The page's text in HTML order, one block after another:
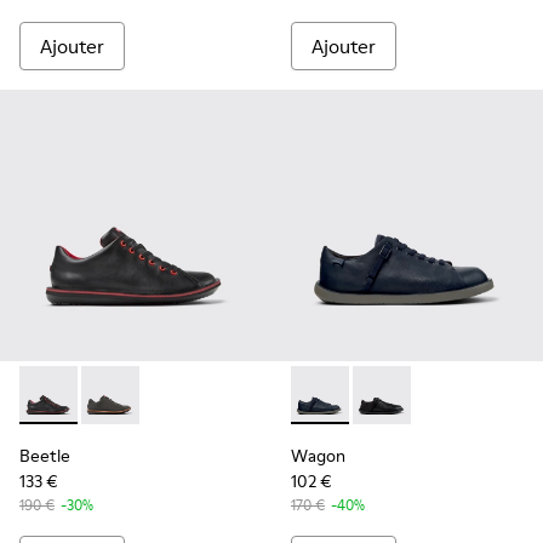
Ajouter Ajouter
Beetle - 18648-074 - Chaussures en cuir noir pour homme.
Beetle - 18648-071 - Chaussures en cuir velours gris
Beetle
133 €
190 € -30%
Wagon - K101101-003 -
Wagon - K101101-
Wagon
102 €
170 € -40%